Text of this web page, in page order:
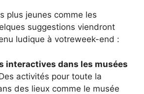
plus jeunes comme les
suggestions viendront
ludique à votreweek-end :
interactives dans les musées
activités pour toute la
des lieux comme le musée